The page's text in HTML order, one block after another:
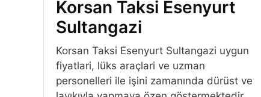
Korsan Taksi Esenyurt
Sultangazi
Korsan Taksi Esenyurt Sultangazi uygun
fiyatlari, lüks araçlari ve uzman
personelleri ile işini zamanında dürüst ve